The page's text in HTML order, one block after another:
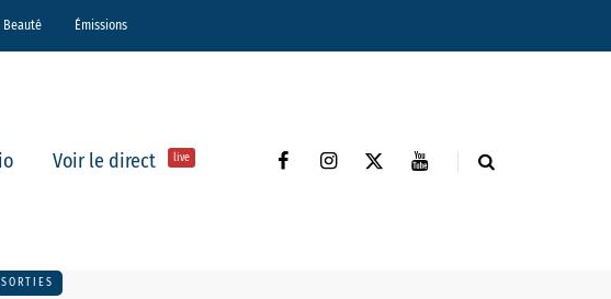
Beauté Émissions
Voir le direct live
SORTIES